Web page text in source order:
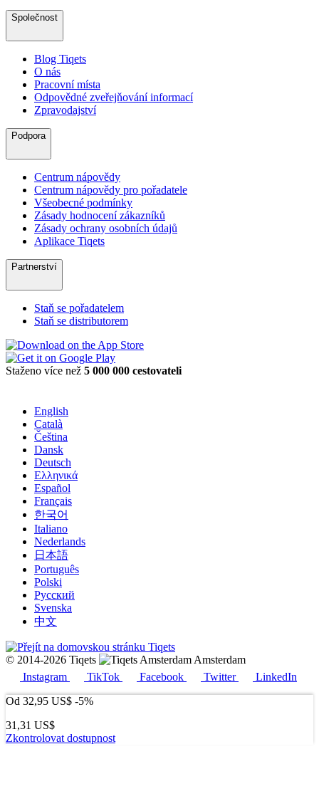
Společnost
Blog Tiqets
O nás
Pracovní místa
Odpovědné zveřejňování informací
Zpravodajství
Podpora
Centrum nápovědy
Centrum nápovědy pro pořadatele
Všeobecné podmínky
Zásady hodnocení zákazníků
Zásady ochrany osobních údajů
Aplikace Tiqets
Partnerství
Staň se pořadatelem
Staň se distributorem
Staženo více než 5 000 000 cestovateli
English
Català
Čeština
Dansk
Deutsch
Ελληνικά
Español
Français
한국어
Italiano
Nederlands
日本語
Português
Polski
Русский
Svenska
中文
© 2014-2026 Tiqets
Amsterdam
Instagram
TikTok Facebook Twitter
LinkedIn
Od 32,95 US$ -5%
31,31 US$
Zkontrolovat dostupnost